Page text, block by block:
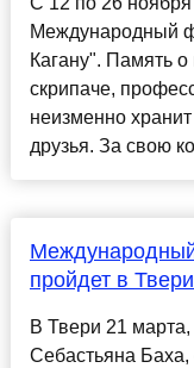
Международный
Кагану". Память
скрипаче,
неизменно
друзья. За свою
пройдет в
В Твери 21
Себастьяна